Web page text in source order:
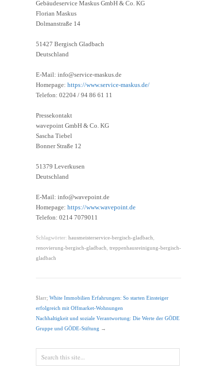
Gebäudeservice Maskus GmbH & Co. KG
Florian Maskus
Dolmanstraße 14
51427 Bergisch Gladbach
Deutschland
E-Mail: info@service-maskus.de
Homepage: https://www.service-maskus.de/
Telefon: 02204 / 94 86 61 11
Pressekontakt
wavepoint GmbH & Co. KG
Sascha Tiebel
Bonner Straße 12
51379 Leverkusen
Deutschland
E-Mail: info@wavepoint.de
Homepage: https://www.wavepoint.de
Telefon: 0214 7079011
Schlagwörter: hausmeisterservice-bergisch-gladbach
renovierung-bergisch-gladbach treppenhausreinigung-bergisch-
gladbach
$larr; White Immobilien Erfahrungen: So starten Einsteiger
erfolgreich mit Offmarket-Wohnungen
Nachhaltigkeit und soziale Verantwortung: Die Werte der GÖDE
Gruppe und GÖDE-Stiftung →